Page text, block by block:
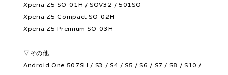
Xperia Z5 SO-01H / SOV32 / 501SO
Xperia Z5 Compact SO-02H
Xperia Z5 Premium SO-03H
▽その他
Android One 507SH / S3 / S4 / S5 / S6 / S7 / S8 / S10 /